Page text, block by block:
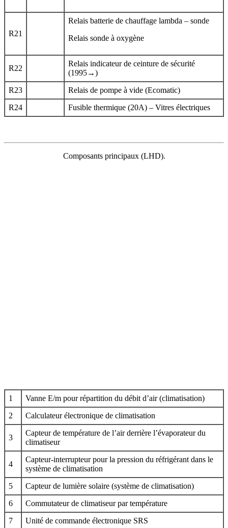
R21
Relais batterie de chauffage lambda – sonde
Relais sonde à oxygène
R22
Relais indicateur de ceinture de sécurité
(1995→)
R23
Relais de pompe à vide (Ecomatic)
R24
Fusible thermique (20A) – Vitres électriques
Сomposants principaux (LHD).
1
Vanne E/m pour répartition du débit d’air (climatisation)
2
Calculateur électronique de climatisation
3
Capteur de température de l’air derrière l’évaporateur du
climatiseur
4
Capteur-interrupteur pour la pression du réfrigérant dans le
système de climatisation
5
Capteur de lumière solaire (système de climatisation)
6
Commutateur de climatiseur par température
7
Unité de commande électronique SRS